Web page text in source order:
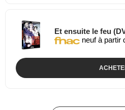
Et ensuite le feu
neuf à partir